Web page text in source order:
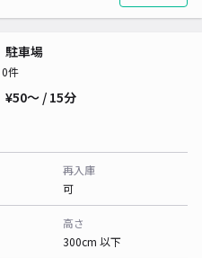
車場
件
¥50〜 / 15分
再入庫
可
高さ
300cm 以下